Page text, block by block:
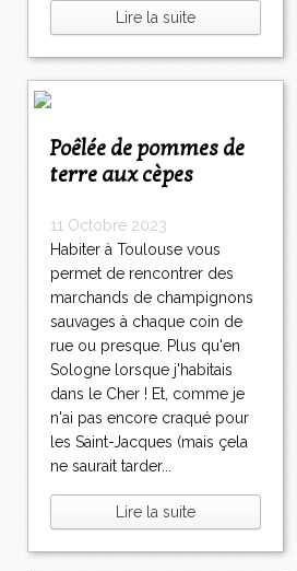
Lire la suite
Poêlée de pommes de
terre aux cèpes
11 Octobre 2023
Habiter à Toulouse vous
permet de rencontrer des
marchands de champignons
sauvages à chaque coin de
rue ou presque. Plus qu'en
Sologne lorsque j'habitais
dans le Cher ! Et, comme je
n'ai pas encore craqué pour
les Saint-Jacques (mais çela
ne saurait tarder...
Lire la suite